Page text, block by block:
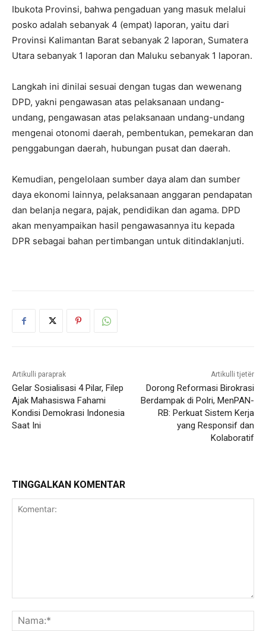
Ibukota Provinsi, bahwa pengaduan yang masuk melalui
posko adalah sebanyak 4 (empat) laporan, yaitu dari
Provinsi Kalimantan Barat sebanyak 2 laporan, Sumatera
Utara sebanyak 1 laporan dan Maluku sebanyak 1 laporan.
Langkah ini dinilai sesuai dengan tugas dan wewenang
DPD, yakni pengawasan atas pelaksanaan undang-
undang, pengawasan atas pelaksanaan undang-undang
mengenai otonomi daerah, pembentukan, pemekaran dan
penggabungan daerah, hubungan pusat dan daerah.
Kemudian, pengelolaan sumber daya alam dan sumber
daya ekonomi lainnya, pelaksanaan anggaran pendapatan
dan belanja negara, pajak, pendidikan dan agama. DPD
akan menyampaikan hasil pengawasannya itu kepada
DPR sebagai bahan pertimbangan untuk ditindaklanjuti.
Artikulli paraprak
Gelar Sosialisasi 4 Pilar, Filep
Ajak Mahasiswa Fahami
Kondisi Demokrasi Indonesia
Saat Ini
Artikulli tjetër
Dorong Reformasi Birokrasi
Berdampak di Polri, MenPAN-
RB: Perkuat Sistem Kerja
yang Responsif dan
Kolaboratif
TINGGALKAN KOMENTAR